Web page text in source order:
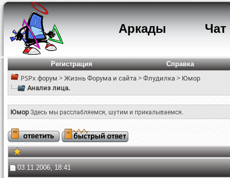
Аркады Чат
Регистрация Справка
PSPx форум >Жизнь Форума и сайта>Флудилка> Юмор
Анализ лица.
ЮморЗдесь мы расслабляемся, шутим и прикалываемся.
03.11.2006, 18:41